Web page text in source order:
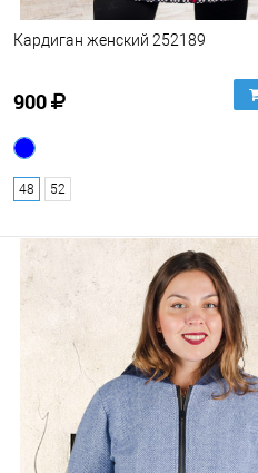
Кардиган женский 252189
900
48 52